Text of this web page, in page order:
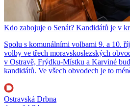
Kdo zabojuje o Senát? Kandidátů je v
Spolu s komunálními volbami 9. a 10.
volby ve třech moravskoslezských
v Ostravě, Frýdku-Místku a Karviné
kandidátů. Ve všech obvodech je to
Ostravská Drbna